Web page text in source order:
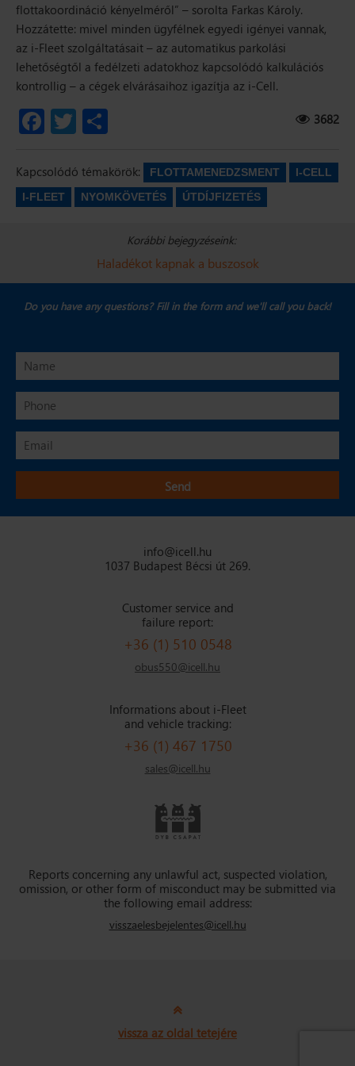
flottakoordináció kényelméről” – sorolta Farkas Károly.
Hozzátette: mivel minden ügyfélnek egyedi igényei vannak,
az i-Fleet szolgáltatásait – az automatikus parkolási
lehetőségtől a fedélzeti adatokhoz kapcsolódó kalkulációs
kontrollig – a cégek elvárásaihoz igazítja az i-Cell.
FacebookTwitter 3682
Kapcsolódó témakörök: FLOTTAMENEDZSMENT
I-CELL
I-FLEET
NYOMKÖVETÉS ÚTDÍJFIZETÉS
Korábbi bejegyzéseink:
Haladékot kapnak a buszosok
Do you have any questions? Fill in the form and we'll call you back!
info@icell.hu
1037 Budapest Bécsi út 269.
Customer service and
failure report:
+36 (1) 510 0548
obus550@icell.hu
Informations about i-Fleet
and vehicle tracking:
+36 (1) 467 1750
sales@icell.hu
Reports concerning any unlawful act, suspected violation,
omission, or other form of misconduct may be submitted via
the following email address:
visszaelesbejelentes@icell.hu
vissza az oldal tetejére